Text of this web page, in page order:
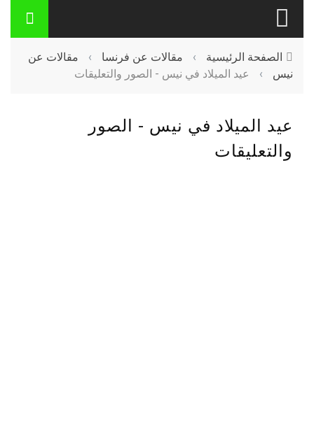
الصفحة الرئيسية › مقالات عن فرنسا ›
مقالات عن
نيس
› عيد الميلاد في نيس - الصور والتعليقات
عيد الميلاد في نيس - الصور
والتعليقات